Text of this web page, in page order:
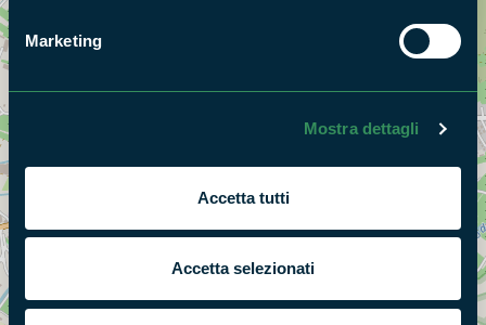
Marketing
Mostra dettagli
Accetta tutti
Accetta selezionati